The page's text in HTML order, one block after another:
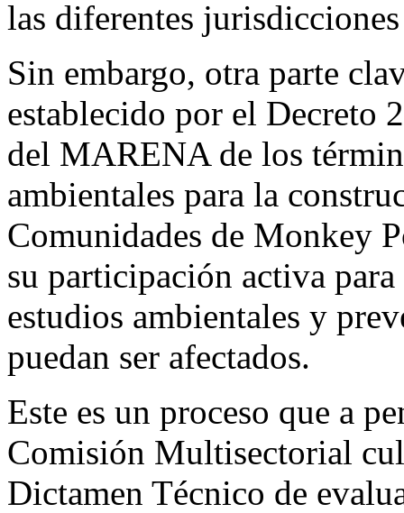
las diferentes
Sin embargo, otra parte
establecido por el Decreto
del MARENA de los
ambientales para la
Comunidades de Monkey
su participación activa
estudios ambientales y
puedan ser afectados.
Este es un proceso que a
Comisión Multisectorial
Dictamen Técnico de